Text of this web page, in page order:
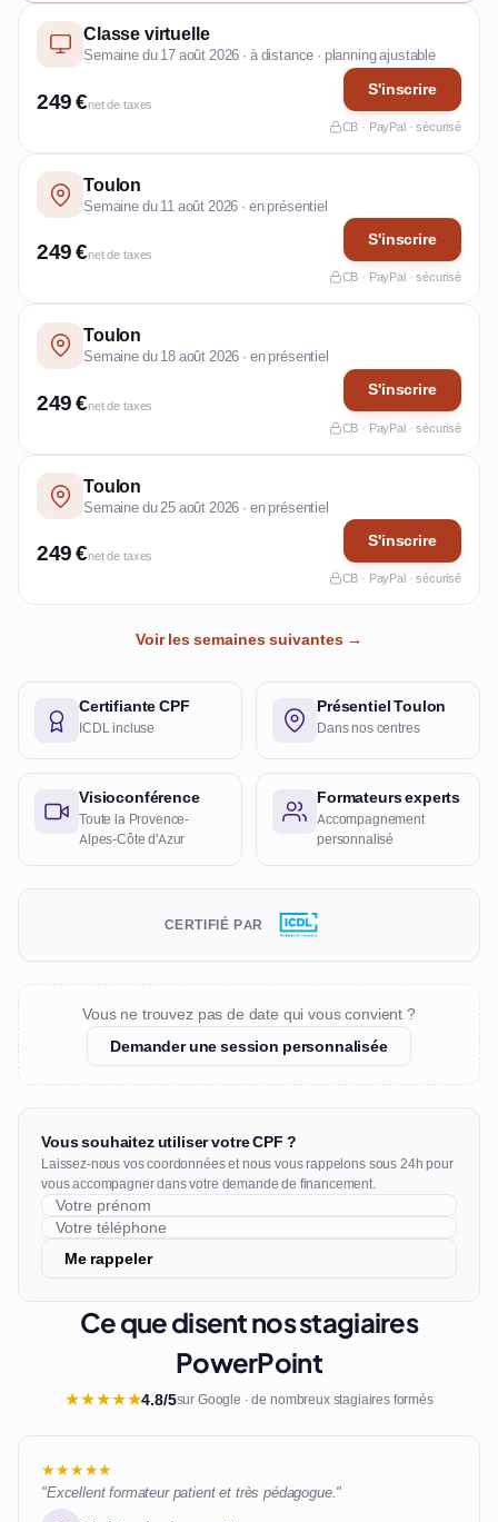
Classe virtuelle
Semaine du 17 août 2026 · à distance · planning ajustable
249 €net de taxes
S'inscrire
CB · PayPal · sécurisé
Toulon
Semaine du 11 août 2026 · en présentiel
249 €net de taxes
S'inscrire
CB · PayPal · sécurisé
Toulon
Semaine du 18 août 2026 · en présentiel
249 €net de taxes
S'inscrire
CB · PayPal · sécurisé
Toulon
Semaine du 25 août 2026 · en présentiel
249 €net de taxes
S'inscrire
CB · PayPal · sécurisé
Voir les semaines suivantes →
Certifiante CPF
ICDL incluse
Présentiel Toulon
Dans nos centres
Visioconférence
Toute la Provence-
Alpes-Côte d'Azur
Formateurs experts
Accompagnement
personnalisé
CERTIFIÉ PAR
Vous ne trouvez pas de date qui vous convient ?
Demander une session personnalisée
Vous souhaitez utiliser votre CPF ?
Laissez-nous vos coordonnées et nous vous rappelons sous 24h pour
vous accompagner dans votre demande de financement.
Me rappeler
Ce que disent nos stagiaires
PowerPoint
★★★★★4.8/5sur Google · de nombreux stagiaires formés
★★★★★
"Excellent formateur patient et très pédagogue."